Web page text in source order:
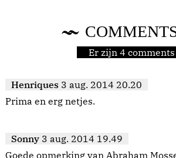
Er zijn 4 comments
Henriques 3 aug. 2014 20.20
Prima en erg netjes.
Sonny 3 aug. 2014 19.49
Goede opmerking van Abraham